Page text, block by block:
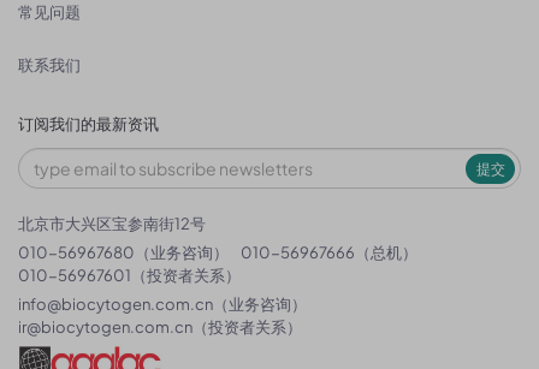
常见问题
联系我们
订阅我们的最新资讯
提交
北京市大兴区宝参南街12号
010-56967680（业务咨询）
010-56967666（总机）
010-56967601（投资者关系）
info@biocytogen.com.cn （业务咨询）
ir@biocytogen.com.cn （投资者关系）